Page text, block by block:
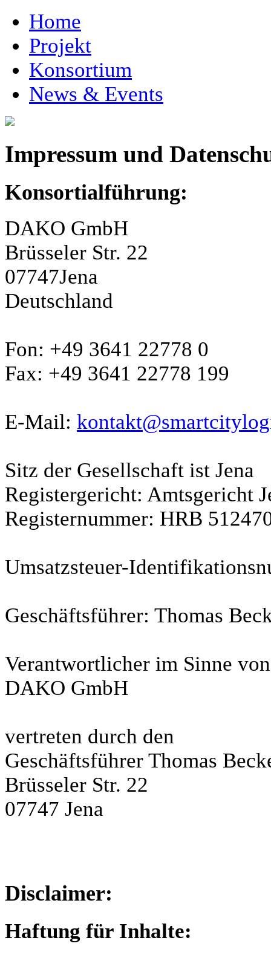
Home
Projekt
Konsortium
News & Events
Impressum und
Konsortialführung:
DAKO GmbH
Brüsseler Str. 22
07747Jena
Deutschland
Fon: +49 3641 22778 0
Fax: +49 3641 22778 199
E-Mail:
Sitz der Gesellschaft ist Jena
Registergericht: Amtsgericht
Registernummer: HRB
Umsatzsteuer-
Geschäftsführer: Thomas
Verantwortlicher im Sinne
DAKO GmbH
vertreten durch den
Geschäftsführer Thomas
Brüsseler Str. 22
07747 Jena
Disclaimer:
Haftung für Inhalte: